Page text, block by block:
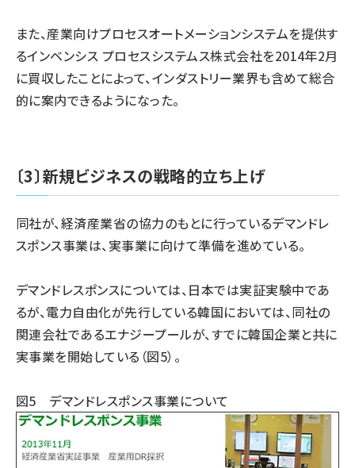
また、産業向けプロセスオートメーションシステムを提供す
るインベンシス プロセスシステムス株式会社を2014年2月
に買収したことによって、インダストリー業界も含めて総合
的に案内できるようになった。
〔3〕新規ビジネスの戦略的立ち上げ
同社が、経済産業省の協力のもとに行っているデマンドレ
スポンス事業は、実事業に向けて準備を進めている。
デマンドレスポンスについては、日本では実証実験中であ
るが、電力自由化が先行している韓国においては、同社の
関連会社であるエナジープールが、すでに韓国企業と共に
実事業を開始している（図5）。
図5 デマンドレスポンス事業について